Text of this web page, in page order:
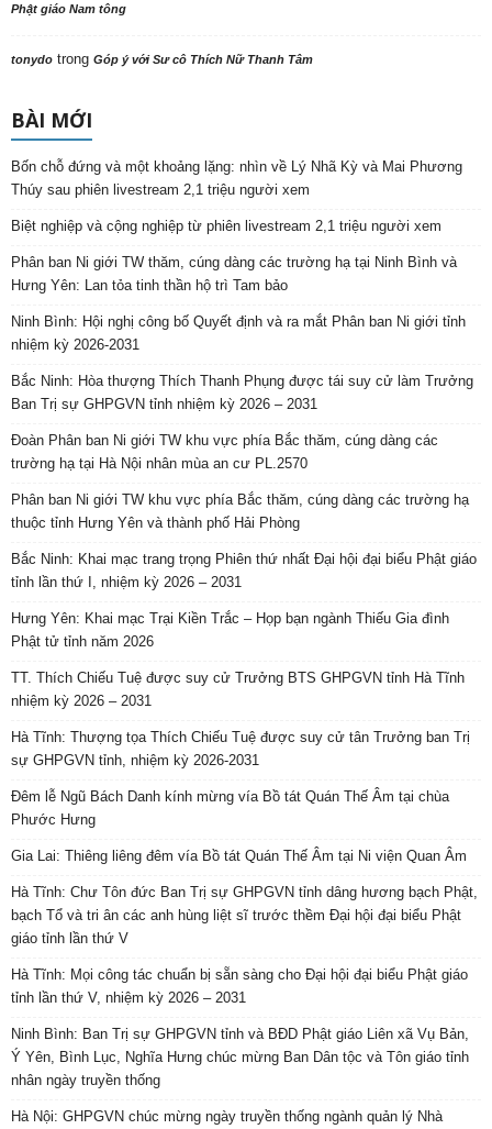
Phật giáo Nam tông
tonydo trong Góp ý với Sư cô Thích Nữ Thanh Tâm
BÀI MỚI
Bốn chỗ đứng và một khoảng lặng: nhìn về Lý Nhã Kỳ và Mai Phương
Thúy sau phiên livestream 2,1 triệu người xem
Biệt nghiệp và cộng nghiệp từ phiên livestream 2,1 triệu người xem
Phân ban Ni giới TW thăm, cúng dàng các trường hạ tại Ninh Bình và
Hưng Yên: Lan tỏa tinh thần hộ trì Tam bảo
Ninh Bình: Hội nghị công bố Quyết định và ra mắt Phân ban Ni giới tỉnh
nhiệm kỳ 2026-2031
Bắc Ninh: Hòa thượng Thích Thanh Phụng được tái suy cử làm Trưởng
Ban Trị sự GHPGVN tỉnh nhiệm kỳ 2026 – 2031
Đoàn Phân ban Ni giới TW khu vực phía Bắc thăm, cúng dàng các
trường hạ tại Hà Nội nhân mùa an cư PL.2570
Phân ban Ni giới TW khu vực phía Bắc thăm, cúng dàng các trường hạ
thuộc tỉnh Hưng Yên và thành phố Hải Phòng
Bắc Ninh: Khai mạc trang trọng Phiên thứ nhất Đại hội đại biểu Phật giáo
tỉnh lần thứ I, nhiệm kỳ 2026 – 2031
Hưng Yên: Khai mạc Trại Kiền Trắc – Họp bạn ngành Thiếu Gia đình
Phật tử tỉnh năm 2026
TT. Thích Chiếu Tuệ được suy cử Trưởng BTS GHPGVN tỉnh Hà Tĩnh
nhiệm kỳ 2026 – 2031
Hà Tĩnh: Thượng tọa Thích Chiếu Tuệ được suy cử tân Trưởng ban Trị
sự GHPGVN tỉnh, nhiệm kỳ 2026-2031
Đêm lễ Ngũ Bách Danh kính mừng vía Bồ tát Quán Thế Âm tại chùa
Phước Hưng
Gia Lai: Thiêng liêng đêm vía Bồ tát Quán Thế Âm tại Ni viện Quan Âm
Hà Tĩnh: Chư Tôn đức Ban Trị sự GHPGVN tỉnh dâng hương bạch Phật,
bạch Tổ và tri ân các anh hùng liệt sĩ trước thềm Đại hội đại biểu Phật
giáo tỉnh lần thứ V
Hà Tĩnh: Mọi công tác chuẩn bị sẵn sàng cho Đại hội đại biểu Phật giáo
tỉnh lần thứ V, nhiệm kỳ 2026 – 2031
Ninh Bình: Ban Trị sự GHPGVN tỉnh và BĐD Phật giáo Liên xã Vụ Bản,
Ý Yên, Bình Lục, Nghĩa Hưng chúc mừng Ban Dân tộc và Tôn giáo tỉnh
nhân ngày truyền thống
Hà Nội: GHPGVN chúc mừng ngày truyền thống ngành quản lý Nhà